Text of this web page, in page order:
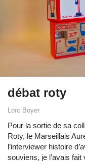
débat roty
Loïc Boyer
Pour la sortie de sa
Roty, le Marseillais
l’interviewer histoire
souviens, je l’avais